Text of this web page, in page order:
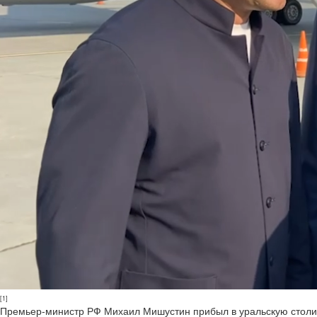
[1]
Премьер-министр РФ Михаил Мишустин прибыл в уральскую